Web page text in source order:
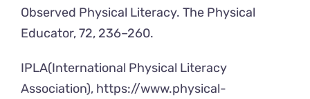
Observed Physical Literacy. The Physical
Educator, 72, 236–260.
IPLA(International Physical Literacy
Association), https://www.physical-